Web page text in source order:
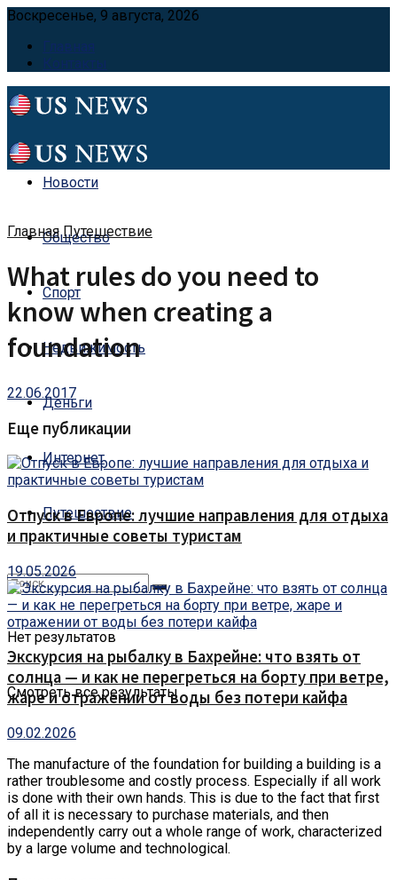
Воскресенье, 9 августа, 2026
Главная
Контакты
Новости
Общество
Спорт
Недвижимость
Деньги
Интернет
Путешествие
Нет результатов
Смотреть все результаты
Главная Путешествие
What rules do you need to
know when creating a
foundation
22.06.2017
Еще публикации
Отпуск в Европе: лучшие направления для отдыха
и практичные советы туристам
19.05.2026
Экскурсия на рыбалку в Бахрейне: что взять от
солнца — и как не перегреться на борту при ветре,
жаре и отражении от воды без потери кайфа
09.02.2026
The manufacture of the foundation for building a building is a
rather troublesome and costly process. Especially if all work
is done with their own hands. This is due to the fact that first
of all it is necessary to purchase materials, and then
independently carry out a whole range of work, characterized
by a large volume and technological.